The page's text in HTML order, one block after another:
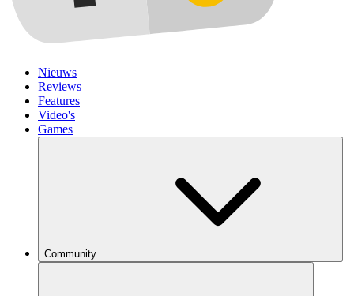
Nieuws
Reviews
Features
Video's
Games
Community